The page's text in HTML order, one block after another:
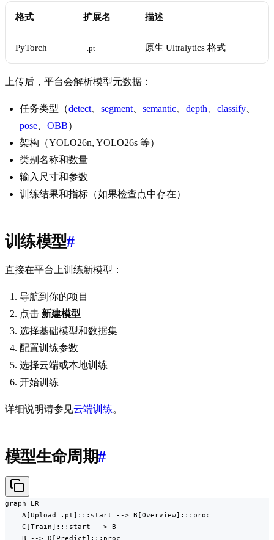
格式 扩展名 描述
PyTorch .pt 原生 Ultralytics 格式
上传后，平台会解析模型元数据：
任务类型（detect segment semantic depth classify
pose
OBB）
架构（YOLO26n, YOLO26s 等）
类别名称和数量
输入尺寸和参数
训练结果和指标（如果检查点中存在）
训练模型#
直接在平台上训练新模型：
导航到你的项目
点击 新建模型
选择基础模型和数据集
配置训练参数
选择云端或本地训练
开始训练
详细说明请参见云端训练。
模型生命周期#
graph LR
    A[Upload .pt]:::start --> B[Overview]:::proc
    C[Train]:::start --> B
    B --> D[Predict]:::proc